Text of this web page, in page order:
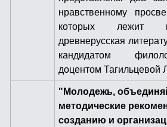
нравственному
которых лежит
древнерусская
кандидатом
доцентом Тагильцевой
"Молодежь,
методические
созданию и